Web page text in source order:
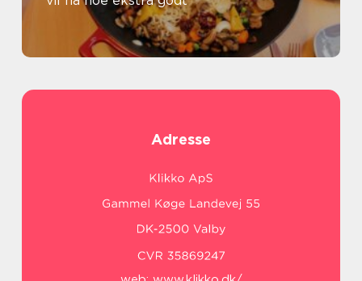
Adresse